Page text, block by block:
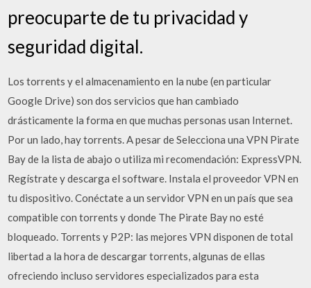
preocuparte de tu privacidad y
seguridad digital.
Los torrents y el almacenamiento en la nube (en particular
Google Drive) son dos servicios que han cambiado
drásticamente la forma en que muchas personas usan Internet.
Por un lado, hay torrents. A pesar de Selecciona una VPN Pirate
Bay de la lista de abajo o utiliza mi recomendación: ExpressVPN.
Regístrate y descarga el software. Instala el proveedor VPN en
tu dispositivo. Conéctate a un servidor VPN en un país que sea
compatible con torrents y donde The Pirate Bay no esté
bloqueado. Torrents y P2P: las mejores VPN disponen de total
libertad a la hora de descargar torrents, algunas de ellas
ofreciendo incluso servidores especializados para esta